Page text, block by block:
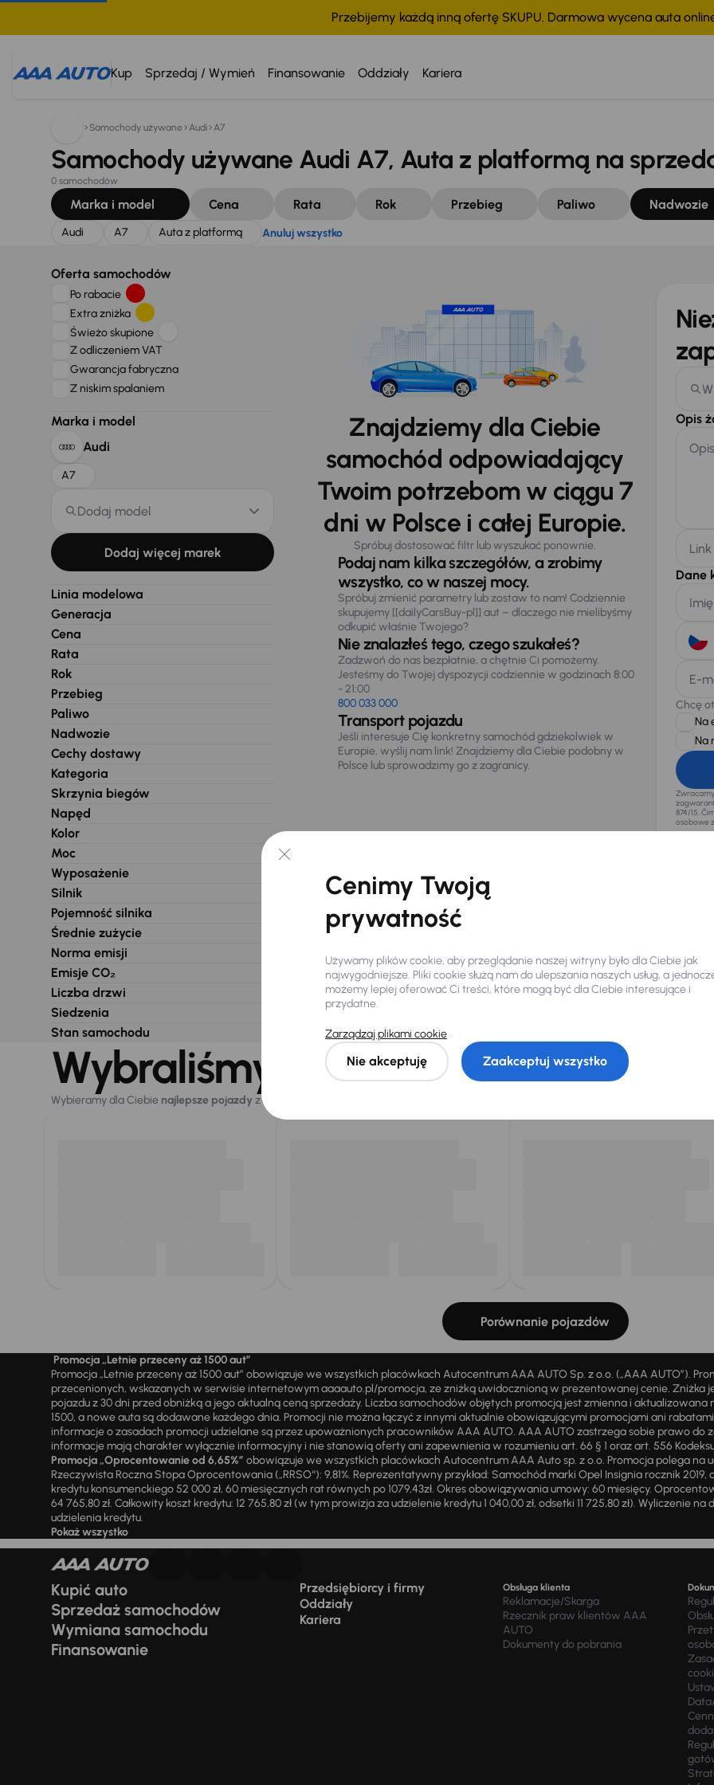
Przebijemy każdą inną ofertę SKUPU. Darmowa wycena auta
Kup Sprzedaj / Wymień Finansowanie Oddziały Kariera
Szukam: Anuluj wszystko
Samochody używane Audi A7
Samochody używane Audi A7, Auta z platformą na
0 samochodów
Marka i model Cena Rata Rok Przebieg Paliwo Nadwozie
Audi A7 Auta z platformą Anuluj wszystko
Oferta samochodów
Po rabacie
Extra zniżka
Świeżo skupione
Z odliczeniem VAT
Gwarancja fabryczna
Z niskim spalaniem
Marka i model
Audi
A7
Dodaj model
Dodaj więcej marek
Linia modelowa
Generacja
Cena
Rata
Rok
Przebieg
Paliwo
Nadwozie
Cechy dostawy
Kategoria
Skrzynia biegów
Napęd
Kolor
Moc
Wyposażenie
Silnik
Pojemność silnika
Średnie zużycie
Norma emisji
Emisje CO₂
Liczba drzwi
Siedzenia
Stan samochodu
Znajdziemy dla Ciebie
samochód odpowiadający
Twoim potrzebom w ciągu 7
dni w Polsce i całej Europie.
Spróbuj dostosować filtr lub wyszukać ponownie.
Podaj nam kilka szczegółów, a zrobimy
wszystko, co w naszej mocy.
Spróbuj zmienić parametry lub zostaw to nam! Codziennie
skupujemy [[dailyCarsBuy-pl]] aut – dlaczego nie mielibyśmy
odkupić właśnie Twojego?
Nie znalazłeś tego, czego szukałeś?
Zadzwoń do nas bezpłatnie, a chętnie Ci pomożemy.
Jesteśmy do Twojej dyspozycji codziennie w godzinach 8:00
- 21:00
800 033 000
Transport pojazdu
Jeśli interesuje Cię konkretny samochód gdziekolwiek w
Europie, wyślij nam link! Znajdziemy dla Ciebie podobny w
Polsce lub sprowadzimy go z zagranicy.
Opis
Dane
E-
Chcę
Na
Na
874/15,
osobowe
Wybraliśmy dla Ciebie
Wybieramy dla Ciebie najlepsze pojazdy z naszej oferty. Kupimy dla Ciebie
Porównanie pojazdów
Promocja „Letnie przeceny aż 1500 aut”
Promocja „Letnie przeceny aż 1500 aut” obowiązuje we wszystkich placówkach Autocentrum AAA AUTO Sp. z o.o. („AAA AUTO”).
przecenionych, wskazanych w serwisie internetowym aaaauto.pl/promocja, ze zniżką uwidocznioną w prezentowanej cenie. Zniżka
pojazdu z 30 dni przed obniżką a jego aktualną ceną sprzedaży. Liczba samochodów objętych promocją jest zmienna i
1500, a nowe auta są dodawane każdego dnia. Promocji nie można łączyć z innymi aktualnie obowiązującymi promocjami ani
informacje o zasadach promocji udzielane są przez upoważnionych pracowników AAA AUTO. AAA AUTO zastrzega sobie prawo
informacje mają charakter wyłącznie informacyjny i nie stanowią oferty ani zapewnienia w rozumieniu art. 66 § 1 oraz art. 556
Promocja „Oprocentowanie od 6,65%” obowiązuje we wszystkich placówkach Autocentrum AAA Auto sp. z o.o. Promocja polega na
Rzeczywista Roczna Stopa Oprocentowania („RRSO“): 9,81%. Reprezentatywny przykład: Samochód marki Opel Insignia rocznik 2019,
kredytu konsumenckiego 52 000 zł, 60 miesięcznych rat równych po 1079,43zł. Okres obowiązywania umowy: 60 miesięcy.
64 765,80 zł. Całkowity koszt kredytu: 12 765,80 zł (w tym prowizja za udzielenie kredytu 1 040,00 zł, odsetki 11 725,80 zł). Wyliczenie
udzielenia kredytu.
Pokaż wszystko
Kupić auto
Sprzedaż samochodów
Wymiana samochodu
Finansowanie
Przedsiębiorcy i firmy
Oddziały
Kariera
Obsługa klienta
Reklamacje/Skarga
Rzecznik praw klientów AAA
AUTO
Dokumenty do pobrania
Cenimy Twoją
prywatność
Używamy plików cookie, aby przeglądanie naszej witryny było dla Ciebie jak
najwygodniejsze. Pliki cookie służą nam do ulepszania naszych usług, a
możemy lepiej oferować Ci treści, które mogą być dla Ciebie interesujące i
przydatne.
Zarządzaj plikami cookie
Nie akceptuję Zaakceptuj wszystko